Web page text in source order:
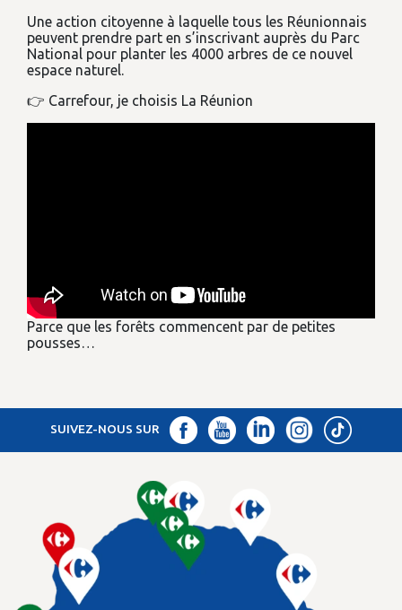
Une action citoyenne à laquelle tous les Réunionnais
peuvent prendre part en s’inscrivant auprès du Parc
National pour planter les 4000 arbres de ce nouvel
espace naturel.
👉 Carrefour, je choisis La Réunion
Parce que les forêts commencent par de petites
pousses…
SUIVEZ-NOUS SUR